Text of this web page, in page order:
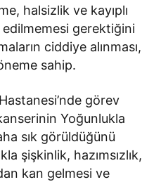
halsizlik ve kayıplı
gerektiğini
ciddiye alınması,
sahip.
görev
Yoğunlukla
sık görüldüğünü
şişkinlik, hazımsızlık,
kan gelmesi ve